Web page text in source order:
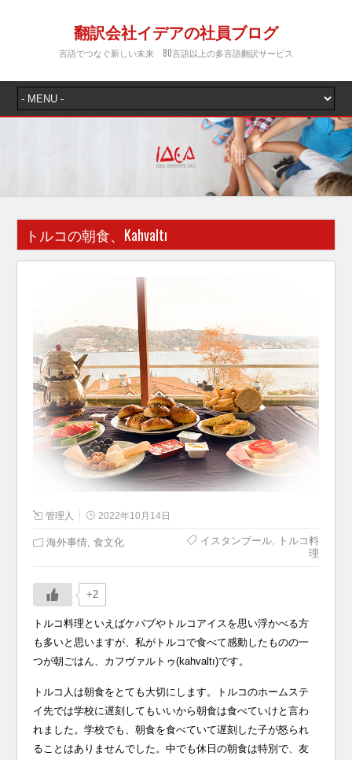
翻訳会社イデアの社員ブログ
言語でつなぐ新しい未来 80言語以上の多言語翻訳サービス
トルコの朝食、Kahvaltı
管理人 2022年10月14日
海外事情 ,食文化 イスタンブール,
トルコ料
理
+2
トルコ料理といえばケバブやトルコアイスを思い浮かべる方
も多いと思いますが、私がトルコで食べて感動したものの一
つが朝ごはん、カフヴァルトゥ(kahvaltı)です。
トルコ人は朝食をとても大切にします。トルコのホームステ
イ先では学校に遅刻してもいいから朝食は食べていけと言わ
れました。学校でも、朝食を食べていて遅刻した子が怒られ
ることはありませんでした。中でも休日の朝食は特別で、友